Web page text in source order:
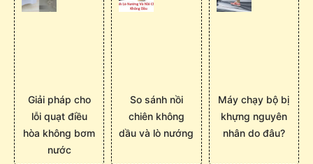
Giải pháp cho
lỗi quạt điều
hòa không bơm
nước
So sánh nồi
chiên không
dầu và lò nướng
Máy chạy bộ bị
khựng nguyên
nhân do đâu?